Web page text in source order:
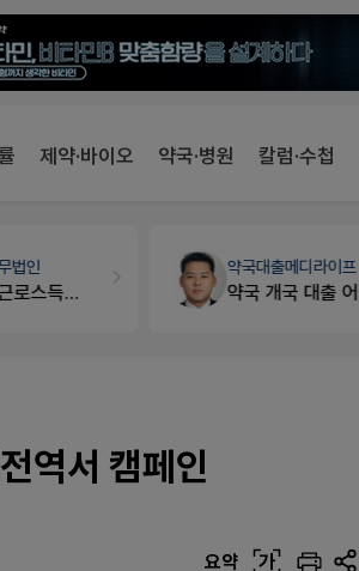
제약·바이오 약국·병원 칼럼·수첩
약국 개국 대출 어떻게 받아야할지 어렵습니다
세무·노무팜텍스
역서 캠페인
요약 가